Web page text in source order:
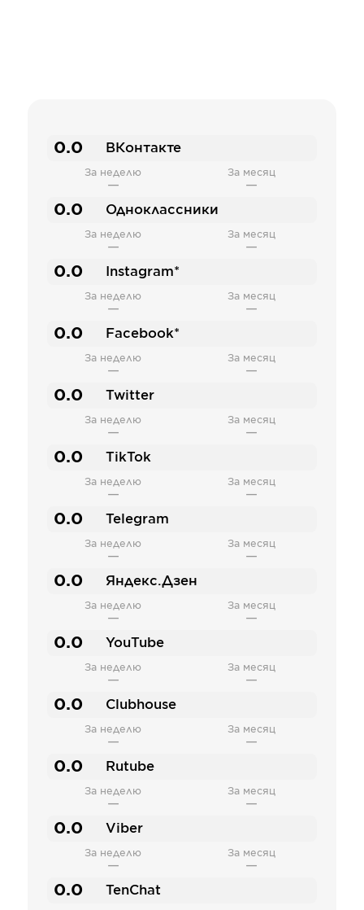
0.0 ВКонтакте
За неделю
—
За месяц
—
0.0 Одноклассники
За неделю
—
За месяц
—
0.0 Instagram*
За неделю
—
За месяц
—
0.0 Facebook*
За неделю
—
За месяц
—
0.0 Twitter
За неделю
—
За месяц
—
0.0 TikTok
За неделю
—
За месяц
—
0.0 Telegram
За неделю
—
За месяц
—
0.0 Яндекс.Дзен
За неделю
—
За месяц
—
0.0 YouTube
За неделю
—
За месяц
—
0.0 Clubhouse
За неделю
—
За месяц
—
0.0 Rutube
За неделю
—
За месяц
—
0.0 Viber
За неделю
—
За месяц
—
0.0 TenChat